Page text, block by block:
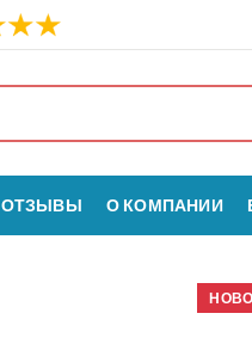
ОТЗЫВЫ О КОМПАНИИ